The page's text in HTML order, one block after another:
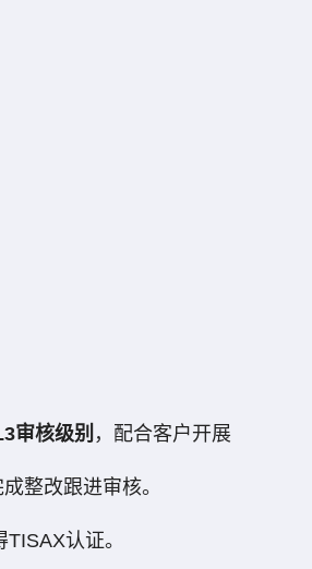
审核级别 ，配合客户开展
整改跟进审核。
认证。